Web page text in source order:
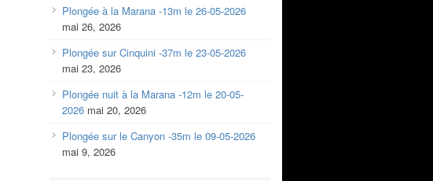
Plongée à la Marana -13m le 26-05-2026
mai 26, 2026
Plongée sur Cinquini -37m le 23-05-2026
mai 23, 2026
Plongée nuit à la Marana -12m le 20-05-
2026 mai 20, 2026
Plongée sur le Canyon -35m le 09-05-2026
mai 9, 2026